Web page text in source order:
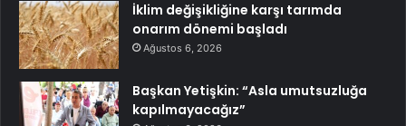
İklim değişikliğine karşı tarımda
onarım dönemi başladı
Ağustos 6, 2026
Başkan Yetişkin: “Asla umutsuzluğa
kapılmayacağız”